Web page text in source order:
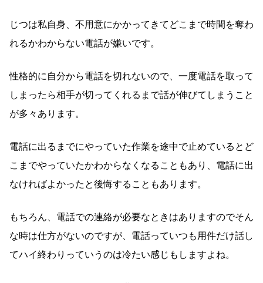
じつは私自身、不用意にかかってきてどこまで時間を奪わ
れるかわからない電話が嫌いです。
性格的に自分から電話を切れないので、一度電話を取って
しまったら相手が切ってくれるまで話が伸びてしまうこと
が多々あります。
電話に出るまでにやっていた作業を途中で止めているとど
こまでやっていたかわからなくなることもあり、電話に出
なければよかったと後悔することもあります。
もちろん、電話での連絡が必要なときはありますのでそん
な時は仕方がないのですが、電話っていつも用件だけ話し
てハイ終わりっていうのは冷たい感じもしますよね。